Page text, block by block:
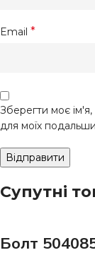
Email *
Зберегти моє
для моїх
Супутні
Болт